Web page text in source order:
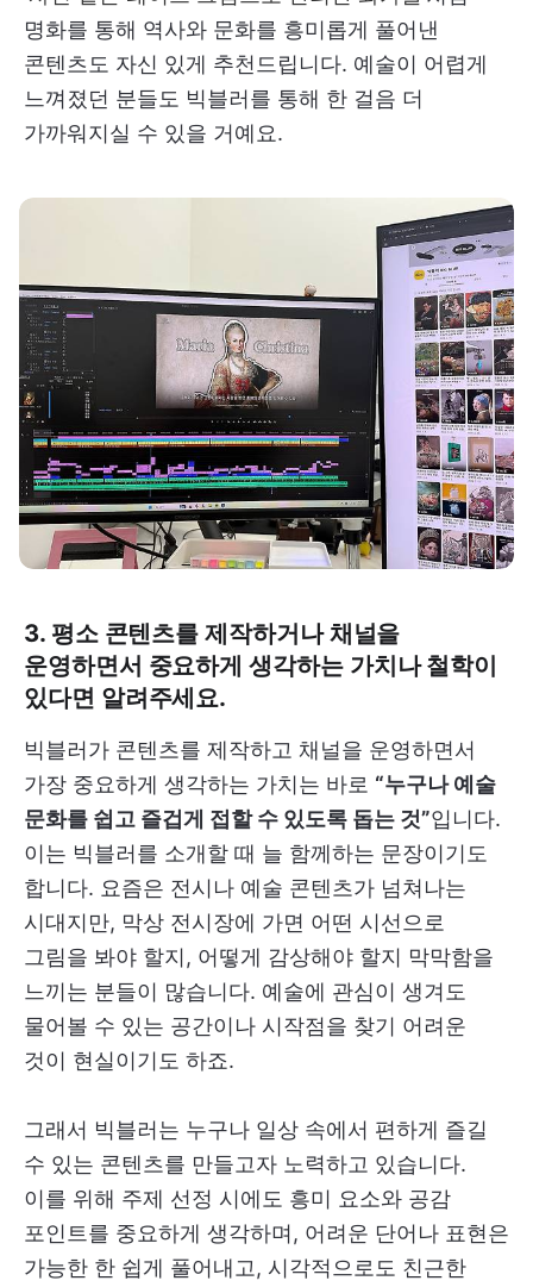
명화를 통해 역사와 문화를 흥미롭게 풀어낸
콘텐츠도 자신 있게 추천드립니다. 예술이 어렵게
느껴졌던 분들도 빅블러를 통해 한 걸음 더
가까워지실 수 있을 거예요.
3. 평소 콘텐츠를 제작하거나 채널을
운영하면서 중요하게 생각하는 가치나 철학이
있다면 알려주세요.
빅블러가 콘텐츠를 제작하고 채널을 운영하면서
가장 중요하게 생각하는 가치는 바로 “누구나 예술
문화를 쉽고 즐겁게 접할 수 있도록 돕는 것”입니다.
이는 빅블러를 소개할 때 늘 함께하는 문장이기도
합니다. 요즘은 전시나 예술 콘텐츠가 넘쳐나는
시대지만, 막상 전시장에 가면 어떤 시선으로
그림을 봐야 할지, 어떻게 감상해야 할지 막막함을
느끼는 분들이 많습니다. 예술에 관심이 생겨도
물어볼 수 있는 공간이나 시작점을 찾기 어려운
것이 현실이기도 하죠.
그래서 빅블러는 누구나 일상 속에서 편하게 즐길
수 있는 콘텐츠를 만들고자 노력하고 있습니다.
이를 위해 주제 선정 시에도 흥미 요소와 공감
포인트를 중요하게 생각하며, 어려운 단어나 표현은
가능한 한 쉽게 풀어내고, 시각적으로도 친근한